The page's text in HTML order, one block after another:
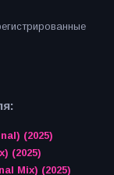
(2025)
(2025)
Mix) (2025)